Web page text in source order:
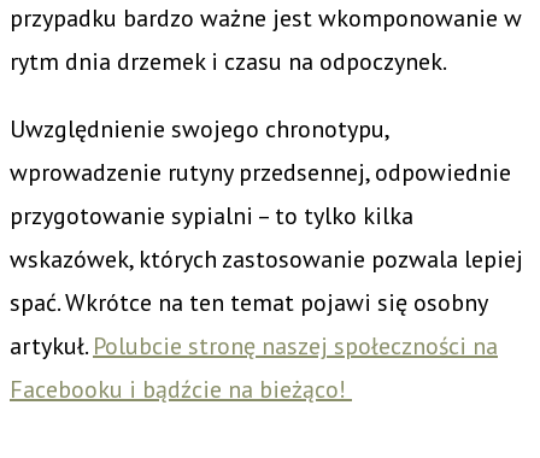
przypadku bardzo ważne jest wkomponowanie w
rytm dnia drzemek i czasu na odpoczynek.
Uwzględnienie swojego chronotypu,
wprowadzenie rutyny przedsennej, odpowiednie
przygotowanie sypialni – to tylko kilka
wskazówek, których zastosowanie pozwala lepiej
spać. Wkrótce na ten temat pojawi się osobny
artykuł. Polubcie stronę naszej społeczności na
Facebooku i bądźcie na bieżąco!